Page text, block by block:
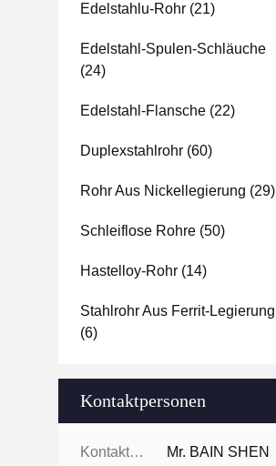
Edelstahlu-Rohr (21)
Edelstahl-Spulen-Schläuche
(24)
Edelstahl-Flansche (22)
Duplexstahlrohr (60)
Rohr Aus Nickellegierung (29)
Schleiflose Rohre (50)
Hastelloy-Rohr (14)
Stahlrohr Aus Ferrit-Legierung
(6)
Kontaktpersonen
Kontaktpersonen: Mr. BAIN SHEN